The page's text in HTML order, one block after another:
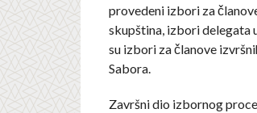
provedeni izbori za
skupština, izbori delegata
su izbori za članove
Sabora.
Završni dio izbornog